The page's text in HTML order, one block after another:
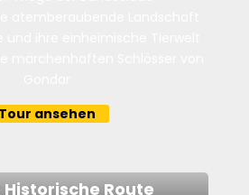
Tour ansehen
Historische Route